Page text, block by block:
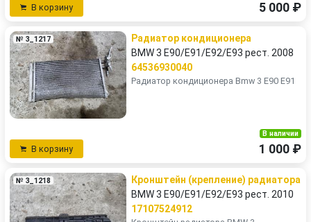
В корзину 5 000 ₽
№ 3_1217
Радиатор кондиционера
BMW 3 E90/E91/E92/E93 рест. 2008
64536930040
Радиатор кондиционера Bmw 3 E90 E91
В корзину
В наличии
1 000 ₽
№ 3_1218
Кронштейн (крепление) радиатора
BMW 3 E90/E91/E92/E93 рест. 2010
17107524912